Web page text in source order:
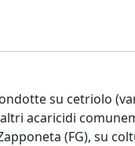
su cetriolo
acaricidi
(FG), su